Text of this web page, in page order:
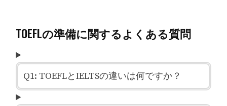
TOEFLの準備に関するよくある質問
Q1: TOEFLとIELTSの違いは何ですか？